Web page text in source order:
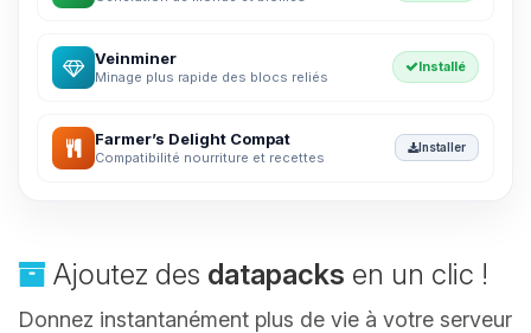
Veinminer
Minage plus rapide des blocs reliés
Installé
Farmer’s Delight Compat
Compatibilité nourriture et recettes
Installer
Ajoutez des datapacks en un clic !
Donnez instantanément plus de vie à votre serveur